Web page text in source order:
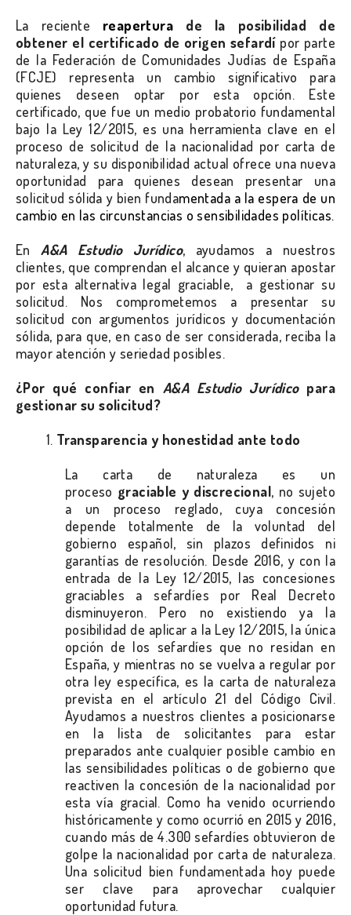
La reciente reapertura de la posibilidad de
obtener el certificado de origen sefardípor parte
de la Federación de Comunidades Judías de España
(FCJE) representa un cambio significativo para
quienes deseen optar por esta opción. Este
certificado, que fue un medio probatorio fundamental
bajo la Ley 12/2015, es una herramienta clave en el
proceso de solicitud de la nacionalidad por carta de
naturaleza, y su disponibilidad actual ofrece una nueva
oportunidad para quienes desean presentar una
solicitud sólida y bien fundamentada a la espera de un
cambio en las circunstancias o sensibilidades políticas.
EnA&A Estudio Jurídico, ayudamos a nuestros
clientes, que comprendan el alcance y quieran apostar
por esta alternativa legal graciable, a gestionar su
solicitud. Nos comprometemos a presentar su
solicitud con argumentos jurídicos y documentación
sólida, para que, en caso de ser considerada, reciba la
mayor atención y seriedad posibles.
¿Por qué confiar en A&A Estudio Jurídicopara
gestionar su solicitud?
1. Transparencia y honestidad ante todo
La carta de naturaleza es un
proceso graciable y discrecional, no sujeto
a un proceso reglado, cuya concesión
depende totalmente de la voluntad del
gobierno español, sin plazos definidos ni
garantías de resolución. Desde 2016, y con la
entrada de la Ley 12/2015, las concesiones
graciables a sefardíes por Real Decreto
disminuyeron. Pero no existiendo ya la
posibilidad de aplicar a la Ley 12/2015, la única
opción de los sefardíes que no residan en
España, y mientras no se vuelva a regular por
otra ley específica, es la carta de naturaleza
prevista en el artículo 21 del Código Civil.
Ayudamos a nuestros clientes a posicionarse
en la lista de solicitantes para estar
preparados ante cualquier posible cambio en
las sensibilidades políticas o de gobierno que
reactiven la concesión de la nacionalidad por
esta vía gracial. Como ha venido ocurriendo
históricamente y como ocurrió en 2015 y 2016,
cuando más de 4.300 sefardíes obtuvieron de
golpe la nacionalidad por carta de naturaleza.
Una solicitud bien fundamentada hoy puede
ser clave para aprovechar cualquier
oportunidad futura.